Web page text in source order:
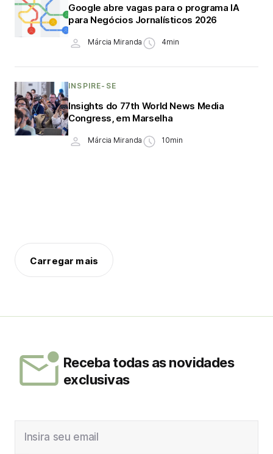
Google abre vagas para o programa IA
para Negócios Jornalísticos 2026
Márcia Miranda 4min
INSPIRE-SE
Insights do 77th World News Media
Congress, em Marselha
Márcia Miranda 10min
Carregar mais
Receba todas as novidades
exclusivas
Insira seu email